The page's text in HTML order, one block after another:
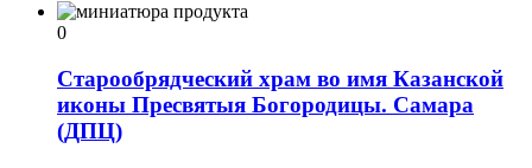
0
Старообрядческий храм во имя Казанской
иконы Пресвятыя Богородицы. Самара
(ДПЦ)